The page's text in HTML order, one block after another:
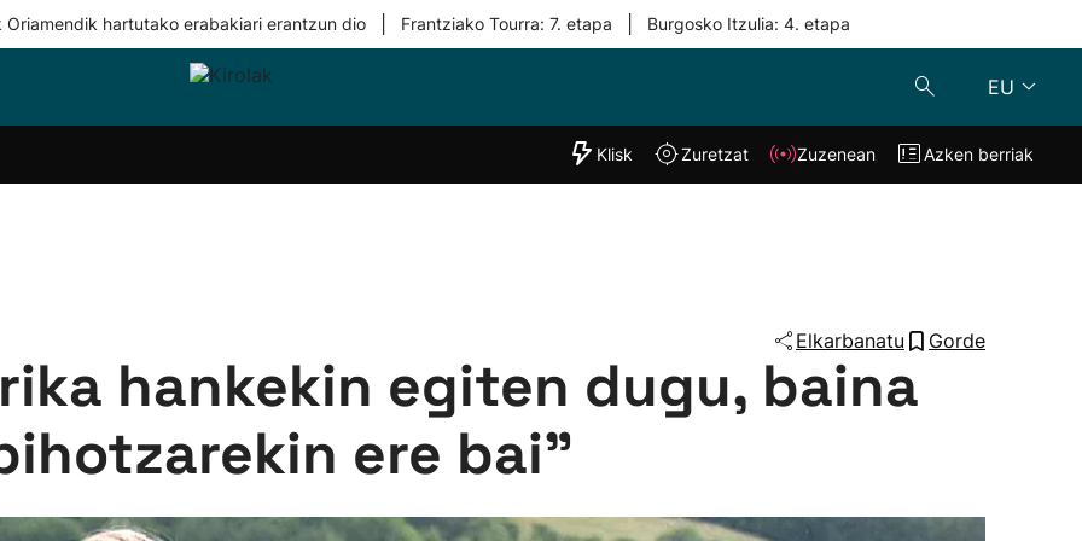
Oriamendik hartutako erabakiari erantzun dio Frantziako Tourra: 7. etapa Burgosko Itzulia: 4. etapa
EU
Taldeak
"Helmuga"
Klisk Zuzenean
Klisk Zuretzat Zuzenean Azken berriak
Elkarbanatu Gorde
hankekin egiten dugu, baina
ere bai”